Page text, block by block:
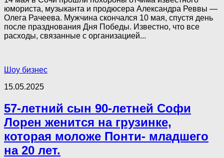
юмориста, музыканта и продюсера Александра Реввы —
Олега Рачеева. Мужчина скончался 10 мая, спустя день
после празднования Дня Победы. Известно, что все
расходы, связанные с организацией...
Шоу бизнес
15.05.2025
57-летний сын 90-летней Софи
Лорен женится на грузинке,
которая моложе Понти- младшего
на 20 лет.